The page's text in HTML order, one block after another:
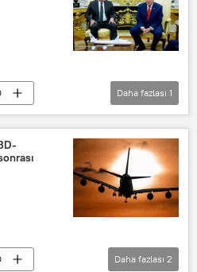
Daha fazlası 1
Daha fazlası 2